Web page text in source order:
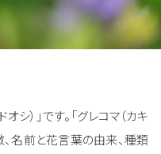
シ）」です。「グレコマ（カキ
、名前と花言葉の由来、種類